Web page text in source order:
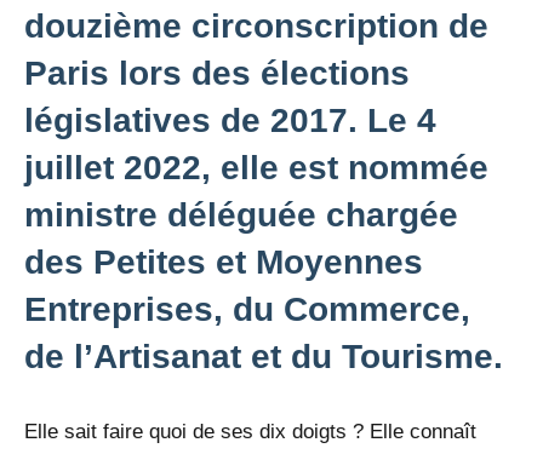
douzième circonscription de
Paris lors des élections
législatives de 2017. Le 4
juillet 2022, elle est nommée
ministre déléguée chargée
des Petites et Moyennes
Entreprises, du Commerce,
de l’Artisanat et du Tourisme.
Elle sait faire quoi de ses dix doigts ? Elle connaît